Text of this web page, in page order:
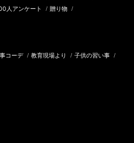
人アンケート / 贈り物 /
コーデ / 教育現場より / 子供の習い事 /